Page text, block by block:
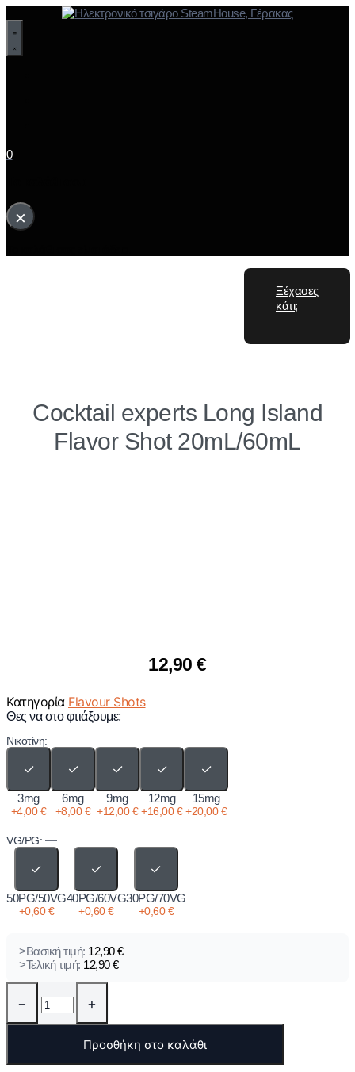
0
×
Ξέχασες
κάτι;
Cocktail experts Long Island
Flavor Shot 20mL/60mL
12,90€
Κατηγορία Flavour Shots
Θες να στο φτιάξουμε;
Νικοτίνη: —
✓
3mg
+4,00€
✓
6mg
+8,00€
✓
9mg
+12,00€
✓
12mg
+16,00€
✓
15mg
+20,00€
VG/PG: —
✓
50PG/50VG
+0,60€
✓
40PG/60VG
+0,60€
✓
30PG/70VG
+0,60€
>Βασική τιμή: 12,90€
>Τελική τιμή: 12,90€
− +
Προσθήκη στο καλάθι